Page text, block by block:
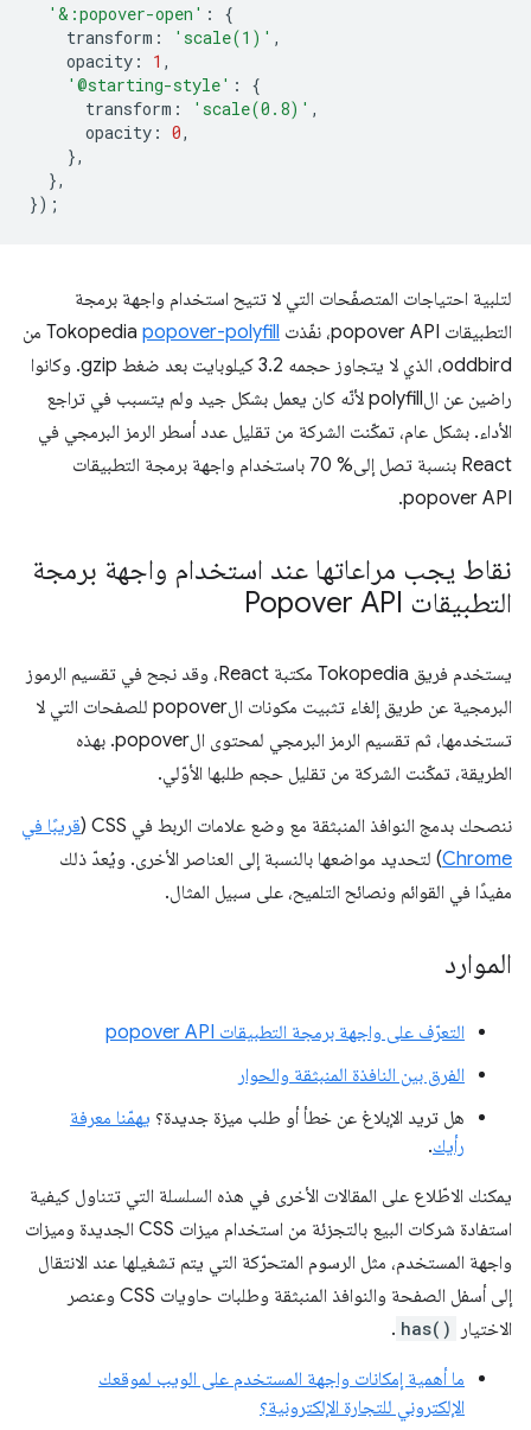
'&:popover-open' :
{
transform : 'scale(1)' ,
opacity : 1 ,
'@starting-style' :
{
transform : 'scale(0.8)' ,
opacity : 0,
},
},
});
لتلبية احتياجات المتصفّحات التي لا تتيح استخدام واجهة برمجة
التطبيقات popover API، نفّذت Tokopedia
popover-polyfill
من
oddbird، الذي لا يتجاوز حجمه 3.2 كيلوبايت بعد ضغط gzip. وكانوا
راضين عن الpolyfill لأنّه كان يعمل بشكل جيد ولم يتسبب في تراجع
الأداء. بشكل عام، تمكّنت الشركة من تقليل عدد أسطر الرمز البرمجي في
React بنسبة تصل إلى% 70 باستخدام واجهة برمجة التطبيقات
popover API.
نقاط يجب مراعاتها عند استخدام واجهة برمجة
التطبيقات Popover API
يستخدم فريق Tokopedia مكتبة React، وقد نجح في تقسيم الرموز
البرمجية عن طريق إلغاء تثبيت مكونات الpopover للصفحات التي لا
تستخدمها، ثم تقسيم الرمز البرمجي لمحتوى الpopover. بهذه
الطريقة، تمكّنت الشركة من تقليل حجم طلبها الأوّلي.
ننصحك بدمج النوافذ المنبثقة مع وضع علامات الربط في CSS (
قريبًا في
Chrome) لتحديد مواضعها بالنسبة إلى العناصر الأخرى. ويُعدّ ذلك
مفيدًا في القوائم ونصائح التلميح، على سبيل المثال.
الموارد
التعرّف على واجهة برمجة التطبيقات popover API
الفرق بين النافذة المنبثقة والحوار
هل تريد الإبلاغ عن خطأ أو طلب ميزة جديدة؟ يهمّنا معرفة
رأيك.
يمكنك الاطّلاع على المقالات الأخرى في هذه السلسلة التي تتناول كيفية
استفادة شركات البيع بالتجزئة من استخدام ميزات CSS الجديدة وميزات
واجهة المستخدم، مثل الرسوم المتحرّكة التي يتم تشغيلها عند الانتقال
إلى أسفل الصفحة والنوافذ المنبثقة وطلبات حاويات CSS وعنصر
الاختيار
has()
.
ما أهمية إمكانات واجهة المستخدم على الويب لموقعك
الإلكتروني للتجارة الإلكترونية؟